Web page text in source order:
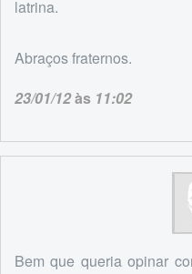
latrina.
Abraços fraternos.
23/01/12às 11:02
Bem que queria opinar